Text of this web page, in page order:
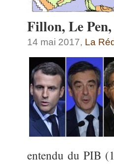
Fillon, Le
14 mai 2017, La
entendu du PIB